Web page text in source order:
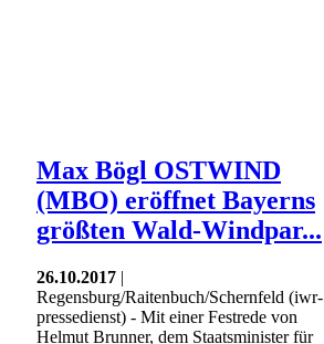
Max Bögl OSTWIND
(MBO) eröffnet Bayerns
größten Wald-Windpar...
26.10.2017 |
Regensburg/Raitenbuch/Schernfeld (iwr-
pressedienst) - Mit einer Festrede von
Helmut Brunner, dem Staatsminister für